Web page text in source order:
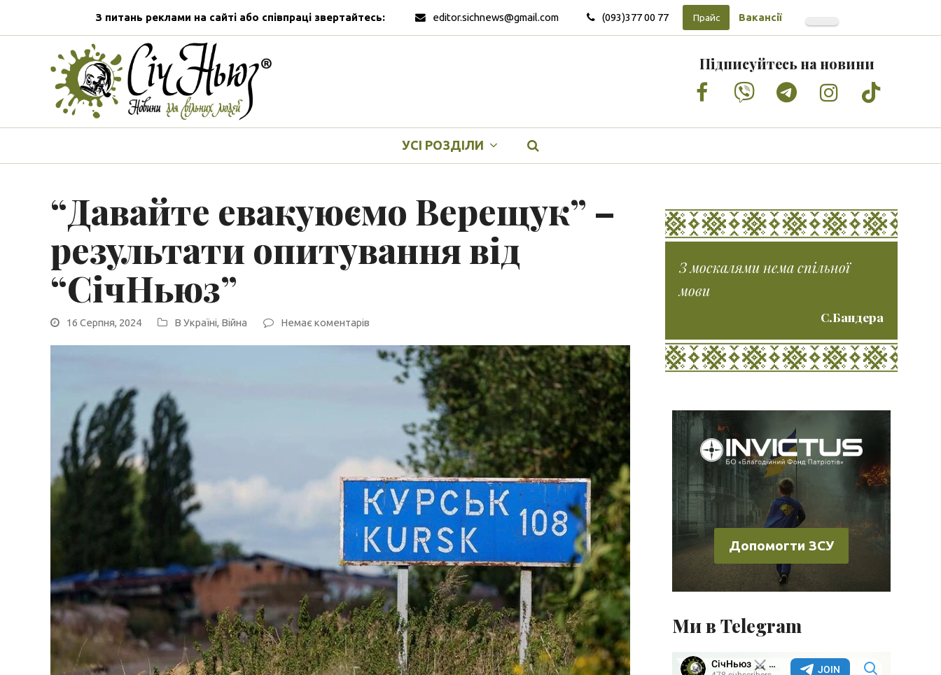
З питань реклами на сайті або співпраці звертайтесь: editor.sichnews@gmail.com (093)377 00 77 Прайс Вакансії
Підписуйтесь на новини
Facebook
VimeoTumblrInstagram
Tiktok
УСІ РОЗДІЛИ
“Давайте евакуюємо Верещук” –
результати опитування від
“СічНьюз”
16 Серпня, 2024 В Україні, Війна Немає коментарів
З москалями нема спільної
мови
С.Бандера
Допомогти ЗСУ
Ми в Telegram